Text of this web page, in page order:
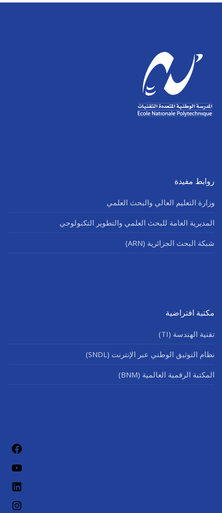
روابط مفيدة
وزارة التعليم العالي والبحث العلمي
المديرية العامة للبحث العلمي والتطوير التكنولوجي
شبكة البحث الجزائرية (ARN)
مكتبة افتراضية
تقنية الهندسة (TI)
نظام التوثيق الوطني عبر الإنترنت (SNDL)
المكتبة الرقمية العالمية (BNM)
لينكد إن